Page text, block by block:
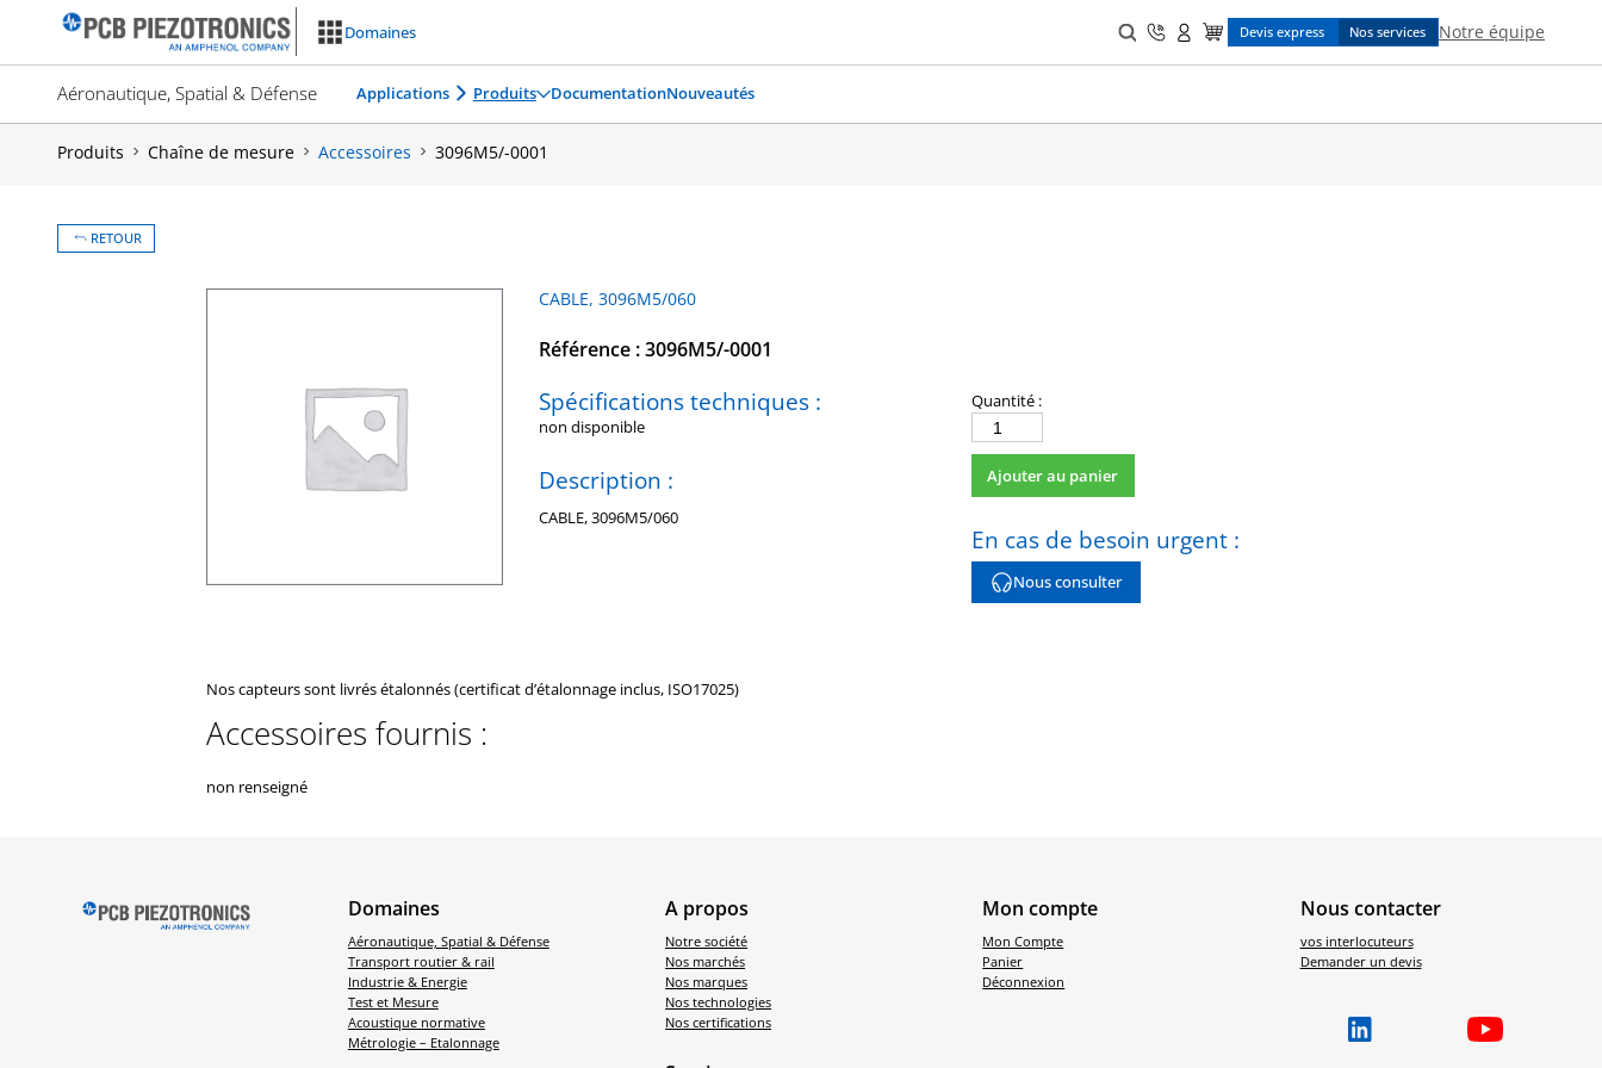
Domaines
Search
for:
Devis express Nos services Notre équipe
Aéronautique, Spatial & Défense Applications Produits DocumentationNouveautés
Produits Chaîne de mesure Accessoires 3096M5/-0001
RETOUR
CABLE, 3096M5/060
Référence : 3096M5/-0001
Spécifications techniques :
non disponible
Description :
CABLE, 3096M5/060
Quantité :
quantité
de
3096M5/-0001
Ajouter au panier
En cas de besoin urgent :
Nous consulter
Nos capteurs sont livrés étalonnés (certificat d’étalonnage inclus, ISO17025)
Accessoires fournis :
non renseigné
Domaines
Aéronautique, Spatial & Défense
Transport routier & rail
Industrie & Energie
Test et Mesure
Acoustique normative
Métrologie – Etalonnage
A propos
Notre société
Nos marchés
Nos marques
Nos technologies
Nos certifications
Mon compte
Mon Compte
Panier
Déconnexion
Nous contacter
vos interlocuteurs
Demander un devis